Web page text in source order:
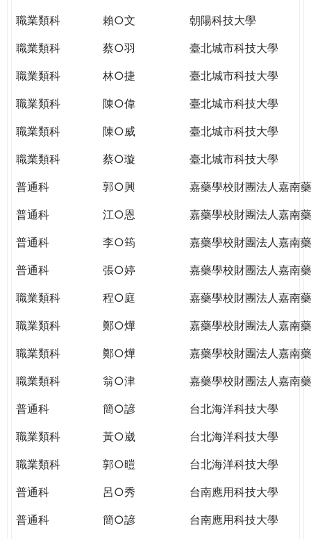
職業類科
賴○文
朝陽科技大學
職業類科
蔡○羽
臺北城市科技大學
職業類科
林○捷
臺北城市科技大學
職業類科
陳○偉
臺北城市科技大學
職業類科
陳○威
臺北城市科技大學
職業類科
蔡○璇
臺北城市科技大學
普通科
郭○興
嘉藥學校財團法人嘉南
普通科
江○恩
嘉藥學校財團法人嘉南
普通科
李○筠
嘉藥學校財團法人嘉南
普通科
張○婷
嘉藥學校財團法人嘉南
職業類科
程○庭
嘉藥學校財團法人嘉南
職業類科
鄭○燁
嘉藥學校財團法人嘉南
職業類科
鄭○燁
嘉藥學校財團法人嘉南
職業類科
翁○津
嘉藥學校財團法人嘉南
普通科
簡○諺
台北海洋科技大學
職業類科
黃○崴
台北海洋科技大學
職業類科
郭○暟
台北海洋科技大學
普通科
呂○秀
台南應用科技大學
普通科
簡○諺
台南應用科技大學